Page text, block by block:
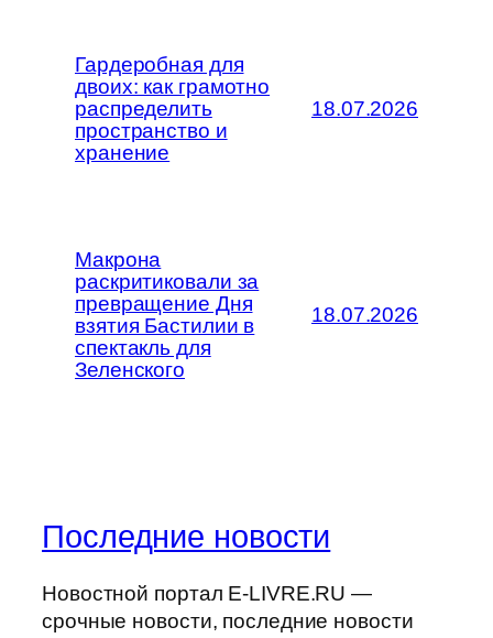
Гардеробная для
двоих: как грамотно
распределить
пространство и
хранение
18.07.2026
Макрона
раскритиковали за
превращение Дня
взятия Бастилии в
спектакль для
Зеленского
18.07.2026
Последние новости
Новостной портал E-LIVRE.RU —
срочные новости, последние новости